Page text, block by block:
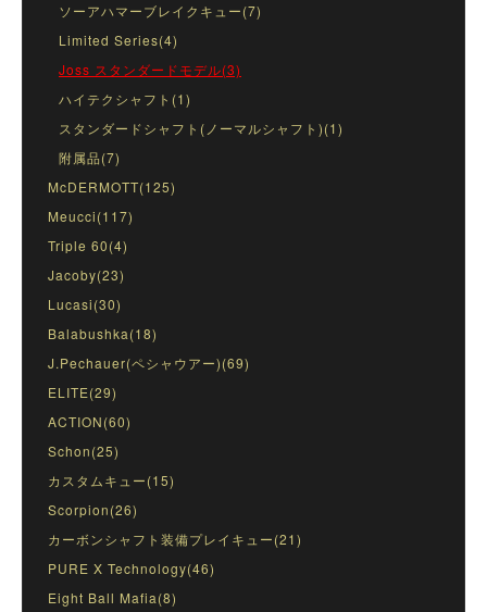
ソーアハマーブレイクキュー(7)
Limited Series(4)
Joss スタンダードモデル(3)
ハイテクシャフト(1)
スタンダードシャフト(ノーマルシャフト)(1)
附属品(7)
McDERMOTT(125)
Meucci(117)
Triple 60(4)
Jacoby(23)
Lucasi(30)
Balabushka(18)
J.Pechauer(ペシャウアー)(69)
ELITE(29)
ACTION(60)
Schon(25)
カスタムキュー(15)
Scorpion(26)
カーボンシャフト装備プレイキュー(21)
PURE X Technology(46)
Eight Ball Mafia(8)